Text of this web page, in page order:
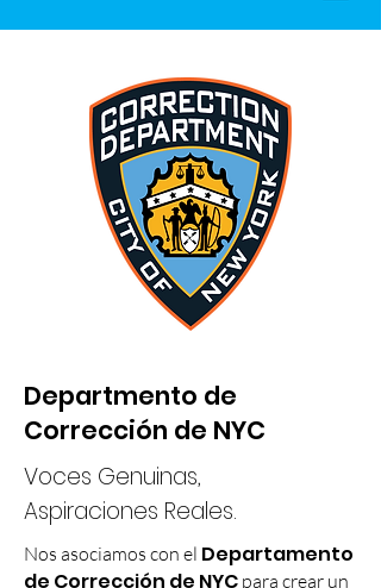
Departmento de
Corrección de NYC
Voces Genuinas,
Aspiraciones Reales.
Nos asociamos con el Departamento
de Corrección de NYC para crear un